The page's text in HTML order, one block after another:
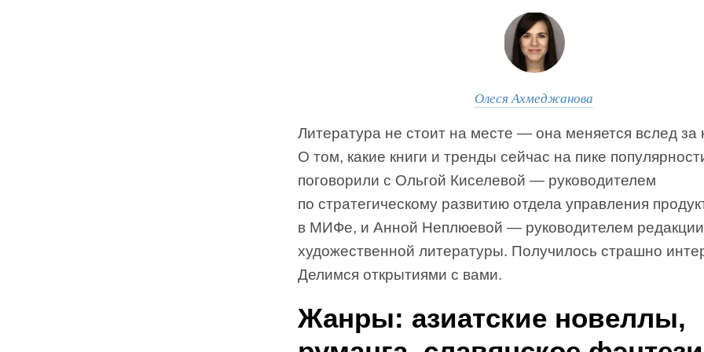
Олеся Ахмеджанова
Литература не стоит на месте — она меняется вслед за
О том, какие книги и тренды сейчас на пике
поговорили с Ольгой Киселевой — руководителем
по стратегическому развитию отдела управления
в МИФе, и Анной Неплюевой — руководителем редакции
художественной литературы. Получилось страшно
Делимся открытиями с вами.
Жанры: азиатские новеллы,